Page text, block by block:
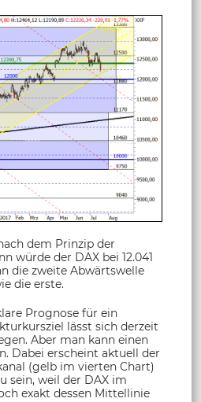
dem Prinzip der
würde der DAX bei 12.041
die zweite Abwärtswelle
die erste.
Prognose für ein
lässt sich derzeit
Aber man kann einen
Dabei erscheint aktuell der
(gelb im vierten Chart)
sein, weil der DAX im
exakt dessen Mittellinie